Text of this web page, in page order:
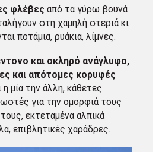
φλέβες από τα γύρω βουνά
στη χαμηλή στεριά κι
ποτάμια, ρυάκια, λίμνες.
και σκληρό ανάγλυφο,
και απότομες κορυφές
η μία την άλλη, κάθετες
για την ομορφιά τους
εκτεταμένα αλπικά
επιβλητικές χαράδρες.